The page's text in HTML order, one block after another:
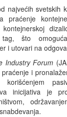
najvećih svetskih
praćenje
tag, što
i utovari na
Industry Forum
i
korišćenjem
inicijativa je